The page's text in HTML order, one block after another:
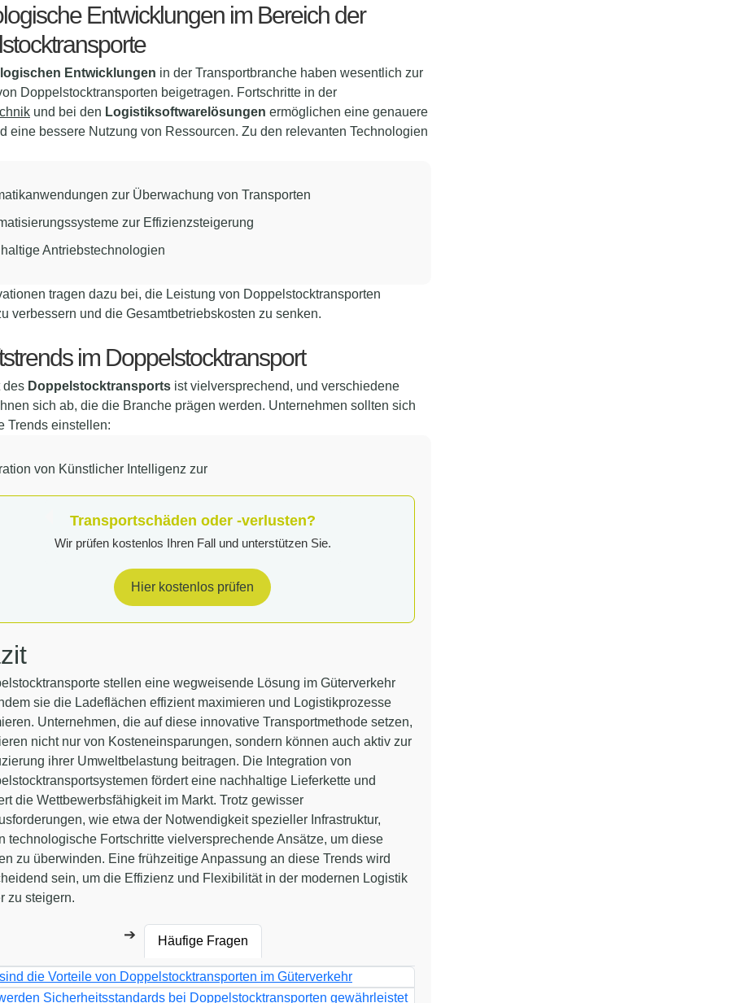
Entwicklungen im Bereich der
Entwicklungen in der Transportbranche haben wesentlich zur
Doppelstocktransporten beigetragen. Fortschritte in der
und bei den Logistiksoftwarelösungen ermöglichen eine genauere
eine bessere Nutzung von Ressourcen. Zu den relevanten Technologien
zur Überwachung von Transporten
zur Effizienzsteigerung
Antriebstechnologien
tragen dazu bei, die Leistung von Doppelstocktransporten
verbessern und die Gesamtbetriebskosten zu senken.
im Doppelstocktransport
des Doppelstocktransports ist vielversprechend, und verschiedene
sich ab, die die Branche prägen werden. Unternehmen sollten sich
Trends einstellen:
von Künstlicher Intelligenz zur
Transportschäden oder -verlusten?
Wir prüfen kostenlos Ihren Fall und unterstützen Sie.
Hier kostenlos prüfen
stellen eine wegweisende Lösung im Güterverkehr
sie die Ladeflächen effizient maximieren und Logistikprozesse
Unternehmen, die auf diese innovative Transportmethode setzen,
nicht nur von Kosteneinsparungen, sondern können auch aktiv zur
ihrer Umweltbelastung beitragen. Die Integration von
fördert eine nachhaltige Lieferkette und
die Wettbewerbsfähigkeit im Markt. Trotz gewisser
wie etwa der Notwendigkeit spezieller Infrastruktur,
technologische Fortschritte vielversprechende Ansätze, um diese
zu überwinden. Eine frühzeitige Anpassung an diese Trends wird
sein, um die Effizienz und Flexibilität in der modernen Logistik
zu steigern.
Häufige Fragen
die Vorteile von Doppelstocktransporten im Güterverkehr
Sicherheitsstandards bei Doppelstocktransporten gewährleistet